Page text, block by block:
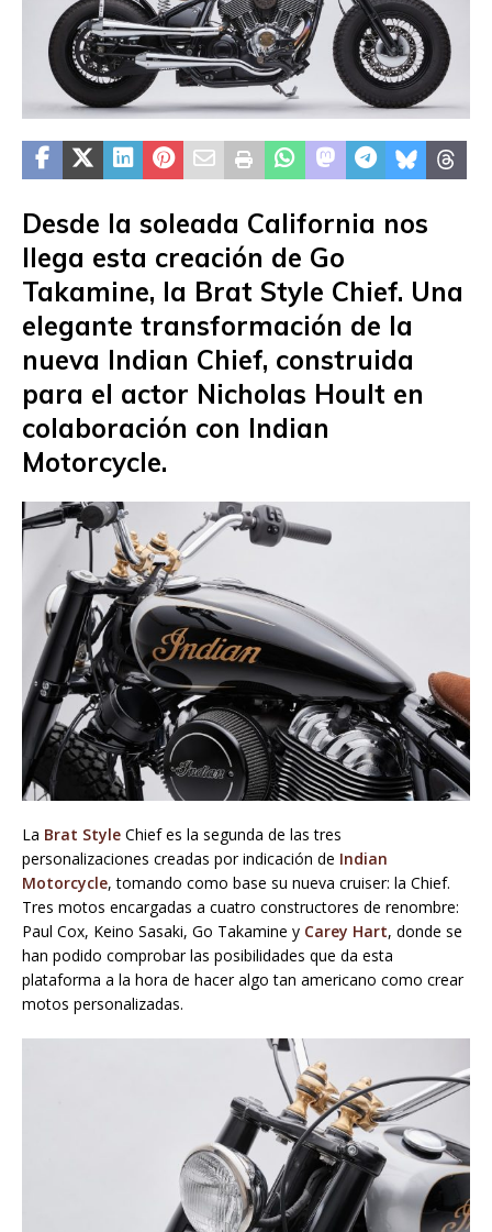
Desde la soleada California nos
llega esta creación de Go
Takamine, la Brat Style Chief. Una
elegante transformación de la
nueva Indian Chief, construida
para el actor Nicholas Hoult en
colaboración con Indian
Motorcycle.
La Brat Style Chief es la segunda de las tres
personalizaciones creadas por indicación de Indian
Motorcycle, tomando como base su nueva cruiser: la Chief.
Tres motos encargadas a cuatro constructores de renombre:
Paul Cox, Keino Sasaki, Go Takamine y Carey Hart, donde se
han podido comprobar las posibilidades que da esta
plataforma a la hora de hacer algo tan americano como crear
motos personalizadas.